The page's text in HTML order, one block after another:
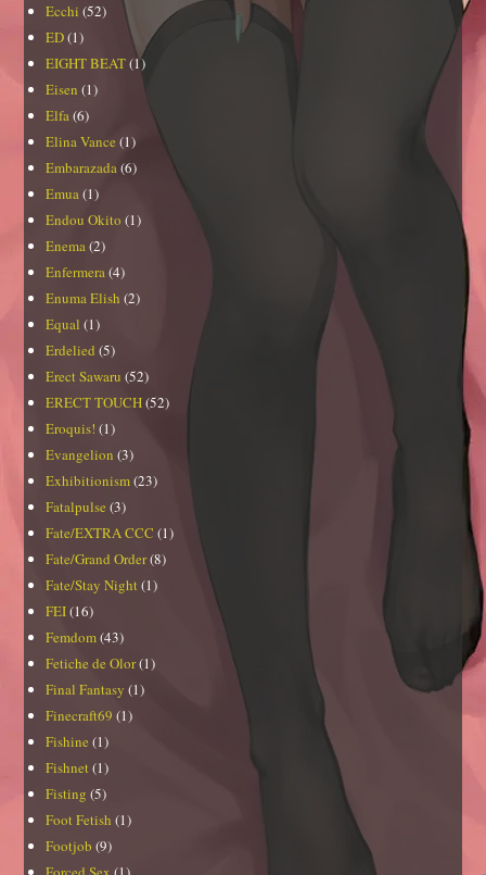
Ecchi (52)
ED(1)
EIGHT BEAT(1)
Eisen (1)
Elfa(6)
Elina Vance (1)
Embarazada(6)
Emua(1)
Endou Okito (1)
Enema(2)
Enfermera(4)
Enuma Elish (2)
Equal (1)
Erdelied (5)
Erect Sawaru (52)
ERECT TOUCH(52)
Eroquis! (1)
Evangelion (3)
Exhibitionism(23)
Fatalpulse (3)
Fate/EXTRA CCC (1)
Fate/Grand Order(8)
Fate/Stay Night (1)
FEI(16)
Femdom(43)
Fetiche de Olor(1)
Final Fantasy (1)
Finecraft69 (1)
Fishine (1)
Fishnet (1)
Fisting (5)
Foot Fetish (1)
Footjob (9)